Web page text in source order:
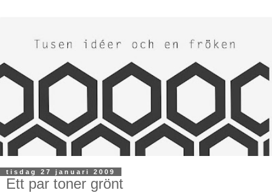
tisdag 27 januari 2009
Ett par toner grönt